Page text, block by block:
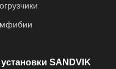
SANDVIK